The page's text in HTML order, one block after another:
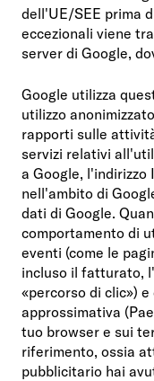
dell'UE/SEE prima
eccezionali viene
server di Google,
Google utilizza
utilizzo
rapporti sulle
servizi relativi
a Google, l'indirizzo
nell'ambito di
dati di Google.
comportamento di
eventi (come le
incluso il fatturato,
«percorso di clic»)
approssimativa
tuo browser e sui
riferimento, ossia
pubblicitario hai